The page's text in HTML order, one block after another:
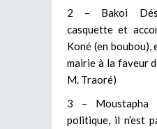
2 – Bakoi
casquette et
Koné (en boubou),
mairie à la faveur
M. Traoré)
3 –
politique, il n’est